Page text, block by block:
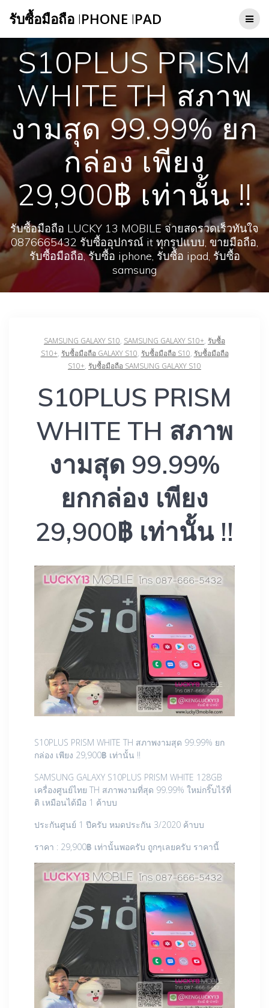
to
รับซื้อมือถือ IPHONE IPAD
S10PLUS PRISM
WHITE TH สภาพ
งามสุด 99.99% ยก
กล่อง เพียง
29,900฿ เท่านั้น !!
รับซื้อมือถือ LUCKY 13 MOBILE จ่ายสดรวดเร็วทันใจ
0876665432 รับซื้ออุปกรณ์ it ทุกรูปแบบ, ขายมือถือ,
รับซื้อมือถือ, รับซื้อ iphone, รับซื้อ ipad, รับซื้อ
samsung
SAMSUNG GALAXY S10, SAMSUNG GALAXY S10+, รับซื้อ
S10+, รับซื้อมือถือ GALAXY S10, รับซื้อมือถือ S10, รับซื้อมือถือ
S10+, รับซื้อมือถือ SAMSUNG GALAXY S10
S10PLUS PRISM
WHITE TH สภาพ
งามสุด 99.99%
ยกกล่อง เพียง
29,900฿ เท่านั้น !!
S10PLUS PRISM WHITE TH สภาพงามสุด 99.99% ยก
กล่อง เพียง 29,900฿ เท่านั้น !!
SAMSUNG GALAXY S10PLUS PRISM WHITE 128GB
เครื่องศูนย์ไทย TH สภาพงามที่สุด 99.99% ใหม่กริ๊บไร้ที่
ติ เหมือนได้มือ 1 ค้าบบ
ประกันศูนย์ 1 ปีครับ หมดประกัน 3/2020 ค้าบบ
ราคา : 29,900฿ เท่านั้นพอครับ ถูกๆเลยครับ ราคานี้